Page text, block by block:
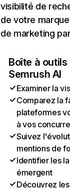
visibilité de
de votre
de marketing
Boîte à
Semrush AI
Examiner la
Comparez la
plateformes
à vos
Suivez
mentions de
Identifier les
émergent
Découvrez